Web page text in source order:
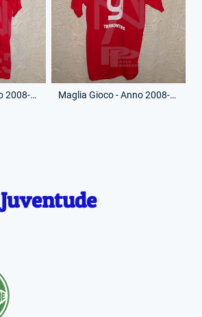
Maglia Gioco - Anno 2008-09 - Nilmar - 9 - (Fronte) Maglia Gioco - Anno 2008-09 - Nilmar - 9 - (Retro)
Juventude